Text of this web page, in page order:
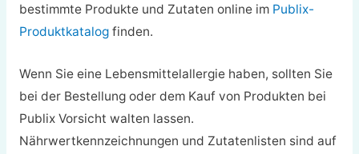
bestimmte Produkte und Zutaten online im Publix-
Produktkatalogfinden.
Wenn Sie eine Lebensmittelallergie haben, sollten Sie
bei der Bestellung oder dem Kauf von Produkten bei
Publix Vorsicht walten lassen.
Nährwertkennzeichnungen und Zutatenlisten sind auf